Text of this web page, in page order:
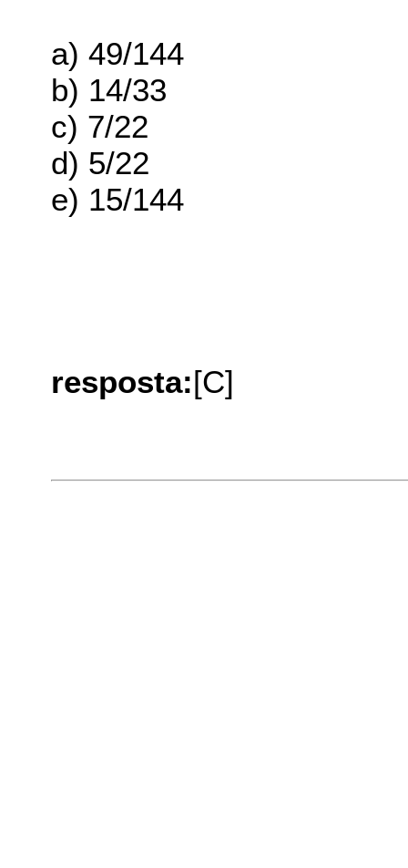
a) 49/144
b) 14/33
c) 7/22
d) 5/22
e) 15/144
resposta:[C]